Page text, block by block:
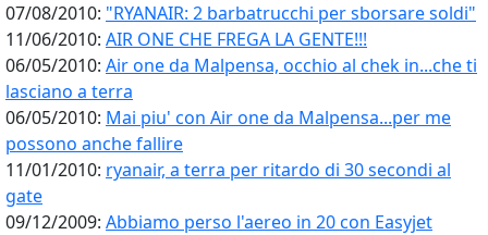
07/08/2010: "RYANAIR: 2 barbatrucchi per sborsare soldi"
11/06/2010: AIR ONE CHE FREGA LA GENTE!!!
06/05/2010: Air one da Malpensa, occhio al chek in...che ti
lasciano a terra
06/05/2010: Mai piu' con Air one da Malpensa...per me
possono anche fallire
11/01/2010: ryanair, a terra per ritardo di 30 secondi al
gate
09/12/2009: Abbiamo perso l'aereo in 20 con Easyjet